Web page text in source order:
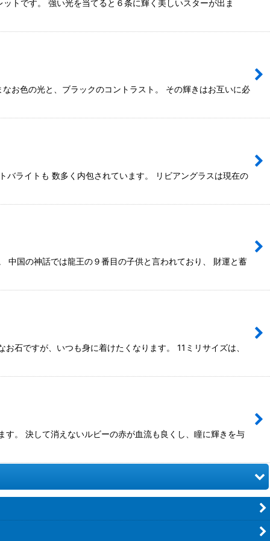
トです。 強い光を当てると６条に輝く美しいスターが出ま
お色の光と、ブラックのコントラスト。 その輝きはお互いに必
ライトも 数多く内包されています。 リビアングラスは現在の
中国の神話では龍王の９番目の子供と言われており、 財運と蓄
石ですが、いつも身に着けたくなります。 11ミリサイズは、
。 決して消えないルビーの赤が血流も良くし、瞳に輝きを与